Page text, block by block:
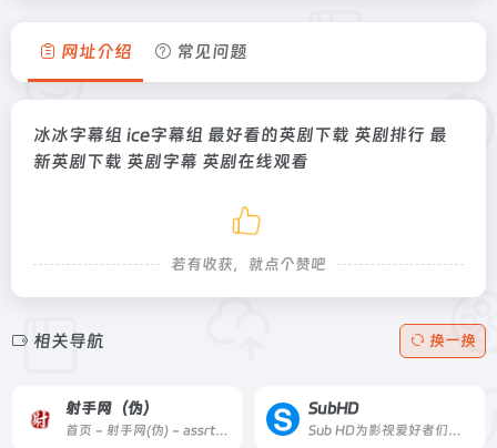
网址介绍 常见问题
冰冰字幕组 ice字幕组 最好看的英剧下载 英剧排行 最
新英剧下载 英剧字幕 英剧在线观看
若有收获，就点个赞吧
相关导航 换一换
射手网（伪）
首页 - 射手网(伪) - assrt.net - 字幕下载，字幕组，中文字幕，美剧字幕，英剧字幕，双语字幕，新番字幕
SubHD
Sub HD为影视爱好者们提供交流字幕的平台，你可以在这里找到并下载字幕，对字幕打分和评论，也可以上传字幕与大家分享。